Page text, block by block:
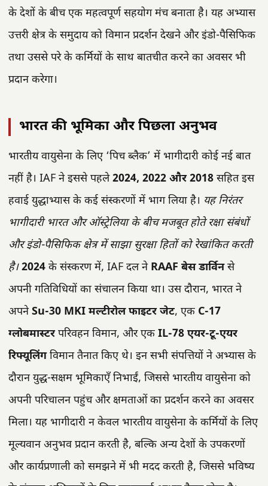
के देशों के बीच एक महत्वपूर्ण सहयोग मंच बनाता है। यह अभ्यास
उत्तरी क्षेत्र के समुदाय को विमान प्रदर्शन देखने और इंडो-पैसिफिक
तथा उससे परे के कर्मियों के साथ बातचीत करने का अवसर भी
प्रदान करेगा।
भारत की भूमिका और पिछला अनुभव
भारतीय वायुसेना के लिए ‘पिच ब्लैक’ में भागीदारी कोई नई बात
नहीं है। IAF ने इससे पहले2024, 2022 और 2018 सहित इस
हवाई युद्धाभ्यास के कई संस्करणों में भाग लिया है। यह निरंतर
भागीदारी भारत और ऑस्ट्रेलिया के बीच मजबूत होते रक्षा संबंधों
और इंडो-पैसिफिक क्षेत्र में साझा सुरक्षा हितों को रेखांकित करती
है। 2024 के संस्करण में, IAF दल ने RAAF बेस डार्विनसे
अपनी गतिविधियों का संचालन किया था। उस दौरान, भारत ने
अपनेSu-30 MKI मल्टीरोल फाइटर जेट, एक C-17
ग्लोबमास्टरपरिवहन विमान, और एक IL-78 एयर-टू-एयर
रिफ्यूलिंगविमान तैनात किए थे। इन सभी संपत्तियों ने अभ्यास के
दौरान युद्ध-सक्षम भूमिकाएँ निभाईं, जिससे भारतीय वायुसेना को
अपनी परिचालन पहुंच और क्षमताओं का प्रदर्शन करने का अवसर
मिला। यह भागीदारी न केवल भारतीय वायुसेना के कर्मियों के लिए
मूल्यवान अनुभव प्रदान करती है, बल्कि अन्य देशों के उपकरणों
और कार्यप्रणाली को समझने में भी मदद करती है, जिससे भविष्य